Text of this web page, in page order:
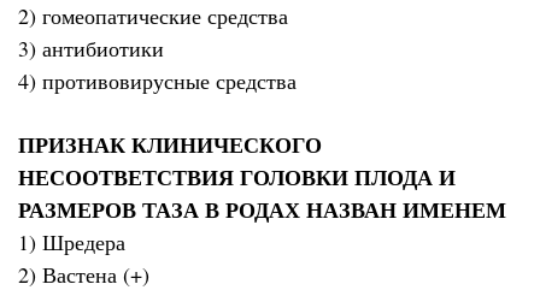
2) гомеопатические средства
3) антибиотики
4) противовирусные средства
ПРИЗНАК КЛИНИЧЕСКОГО
НЕСООТВЕТСТВИЯ ГОЛОВКИ ПЛОДА И
РАЗМЕРОВ ТАЗА В РОДАХ НАЗВАН ИМЕНЕМ
1) Шредера
2) Вастена (+)